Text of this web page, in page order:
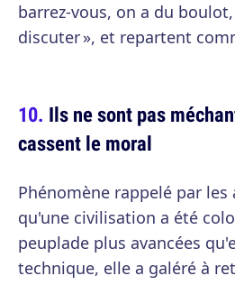
barrez-vous, on a du
discuter », et repartent
Ils ne sont pas
cassent le moral
Phénomène rappelé par les
qu'une civilisation a été
peuplade plus avancées
technique, elle a galéré à